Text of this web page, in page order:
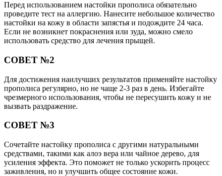
Перед использованием настойки прополиса обязательно
проведите тест на аллергию. Нанесите небольшое количество
настойки на кожу в области запястья и подождите 24 часа.
Если не возникнет покраснения или зуда, можно смело
использовать средство для лечения прыщей.
СОВЕТ №2
Для достижения наилучших результатов применяйте настойку
прополиса регулярно, но не чаще 2-3 раз в день. Избегайте
чрезмерного использования, чтобы не пересушить кожу и не
вызвать раздражение.
СОВЕТ №3
Сочетайте настойку прополиса с другими натуральными
средствами, такими как алоэ вера или чайное дерево, для
усиления эффекта. Это поможет не только ускорить процесс
заживления, но и улучшить общее состояние кожи.